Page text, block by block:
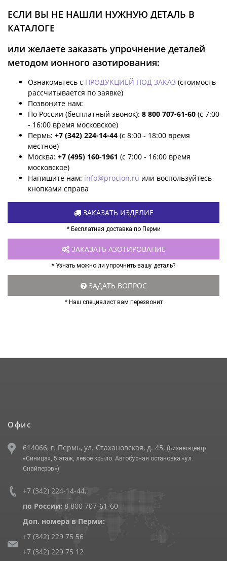
ЕСЛИ ВЫ НЕ НАШЛИ НУЖНУЮ ДЕТАЛЬ В
КАТАЛОГЕ
или желаете заказать упрочнение деталей
методом ионного азотирования:
Ознакомьтесь с ПРОДУКЦИЕЙ ПОД ЗАКАЗ (стоимость
рассчитывается по заявке)
Позвоните нам:
По России (бесплатный звонок): 8 800 707-61-60 (с 7:00
- 16:00 время московское)
Пермь: +7 (342) 224-14-44 (с 8:00 - 18:00 время
местное)
Москва: +7 (495) 160-1961 (с 7:00 - 16:00 время
московское)
Напишите нам: info@procion.ru или воспользуйтесь
кнопками справа
ЗАКАЗАТЬ ИЗДЕЛИЕ
* Бесплатная доставка по Перми
ЗАКАЗАТЬ АЗОТИРОВАНИЕ
* Узнать можно ли упрочнить вашу деталь?
ЗАДАТЬ ВОПРОС
* Наш специалист вам перезвонит
Офис
614066, г. Пермь, ул. Стахановская, д. 45, (Бизнес-центр
«Синица», 5 этаж, левое крыло. Автобусная остановка «ул.
Снайперов»)
+7 (342) 224-14-44,
по России: 8 800 707-61-60
Доп. номера в Перми:
+7 (342) 229 75 56
+7 (342) 229 75 12